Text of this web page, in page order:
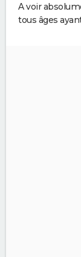
A voir
tous âges